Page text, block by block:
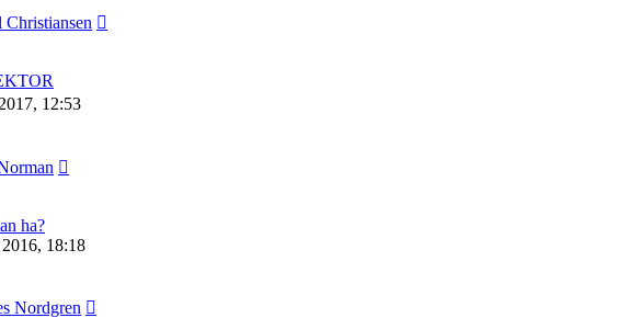
Christiansen
12:53
ha?
18:18
Nordgren